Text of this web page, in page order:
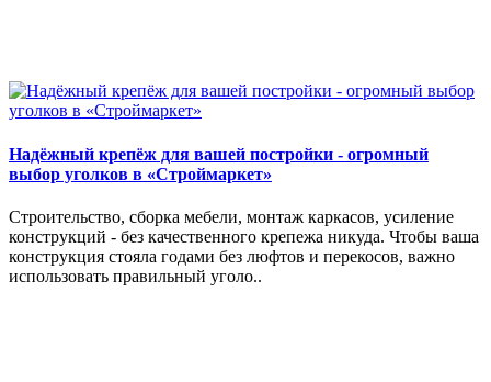
Надёжный крепёж для вашей постройки - огромный
выбор уголков в «Строймаркет»
Строительство, сборка мебели, монтаж каркасов, усиление
конструкций - без качественного крепежа никуда. Чтобы ваша
конструкция стояла годами без люфтов и перекосов, важно
использовать правильный уголо..